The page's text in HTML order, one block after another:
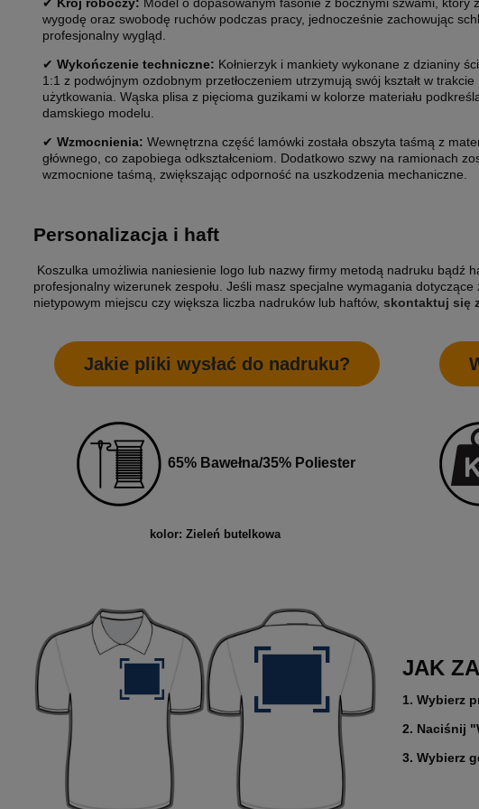
10 000X ETYKIETY SAMOPRZYLEPNE NA
ROLCE 5X5 CM (NAKLEJKI) Z WŁASNYM
NADRUKIEM - KOŁO - FOLIA BIAŁA
1 650,00 zł
1 341,46 zł
Cena regularna:
Najniższa cena:1 504,07 zł
ROLCE 7X7 CM (NAKLEJKI) Z
NADRUKIEM - KWADRAT - FOLIA
2 200,00 zł
Cena regularna:
Najniższa cena:1 951,22 zł
wygodę oraz swobodę ruchów podczas pracy, jednocześnie zachowując
profesjonalny wygląd.
✔ Wykończenie techniczne: Kołnierzyk i mankiety wykonane z dzianiny
1:1 z podwójnym ozdobnym przetłoczeniem utrzymują swój kształt w trakcie
użytkowania. Wąska plisa z pięcioma guzikami w kolorze materiału
damskiego modelu.
✔ Wzmocnienia: Wewnętrzna część lamówki została obszyta taśmą z
głównego, co zapobiega odkształceniom. Dodatkowo szwy na ramionach
wzmocnione taśmą, zwiększając odporność na uszkodzenia mechaniczne.
Personalizacja i haft
Koszulka umożliwia naniesienie logo lub nazwy firmy metodą nadruku bądź
profesjonalny wizerunek zespołu. Jeśli masz specjalne wymagania
nietypowym miejscu czy większa liczba nadruków lub haftów, skontaktuj się
Jakie pliki wysłać do nadruku?
65% Bawełna/35% Poliester
kolor: Zieleń butelkowa
JAK
1. Wybierz
2. Naciśnij
3. Wybierz